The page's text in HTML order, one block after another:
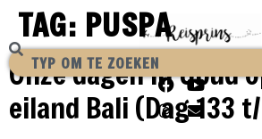
TAG: PUSPA
Onze dagen in Ubud
eiland Bali (Dag 133